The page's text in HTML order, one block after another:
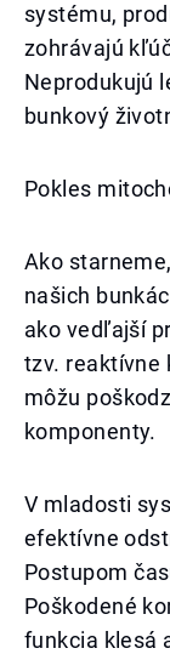
systému,
zohrávajú
Neprodukujú
bunkový
Pokles
Ako
našich
ako vedľajší
tzv. reaktívne
môžu
komponenty.
V mladosti
efektívne
Postupom
Poškodené
funkcia klesá